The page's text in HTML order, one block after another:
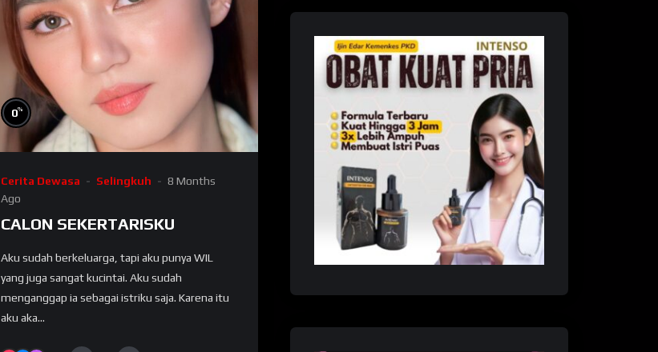
0%
Cerita Dewasa Selingkuh
8 Months
Ago
CALON SEKERTARISKU
Aku sudah berkeluarga, tapi aku punya WIL
yang juga sangat kucintai. Aku sudah
menganggap ia sebagai istriku saja. Karena itu
aku aka...